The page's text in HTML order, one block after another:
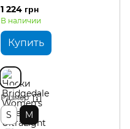
1 224 грн
В наличии
Купить
Размер
S M